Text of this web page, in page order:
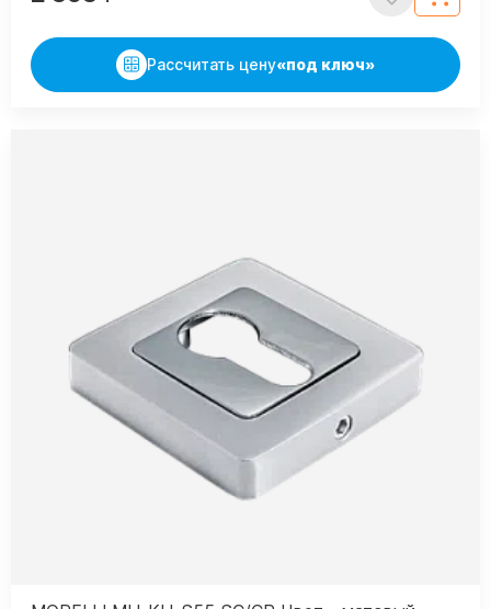
Рассчитать цену«под ключ»